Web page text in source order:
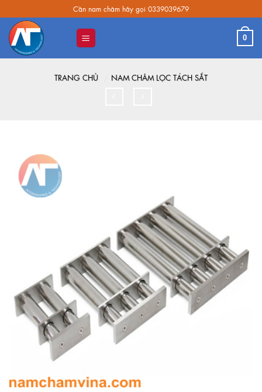
to
content
Cần nam châm hãy gọi 0339039679
0
TRANG CHỦ NAM CHÂM LỌC TÁCH SẮT